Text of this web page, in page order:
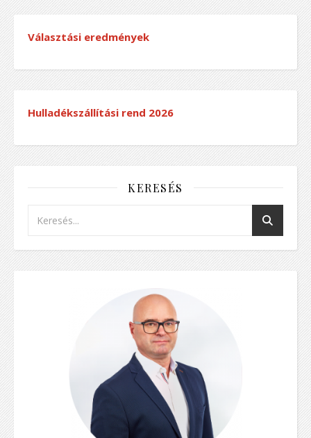
Választási eredmények
Hulladékszállítási rend 2026
KERESÉS